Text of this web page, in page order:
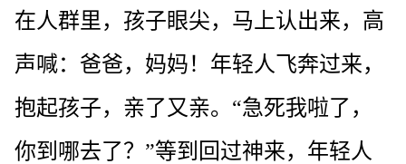
在人群里，孩子眼尖，马上认出来，高
声喊：爸爸，妈妈！年轻人飞奔过来，
抱起孩子，亲了又亲。“急死我啦了，
你到哪去了？”等到回过神来，年轻人